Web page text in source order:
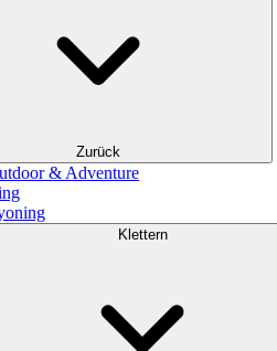
Zurück
& Adventure
Klettern